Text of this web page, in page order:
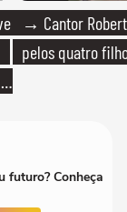
→ Cantor
pelos quatro
futuro? Conheça